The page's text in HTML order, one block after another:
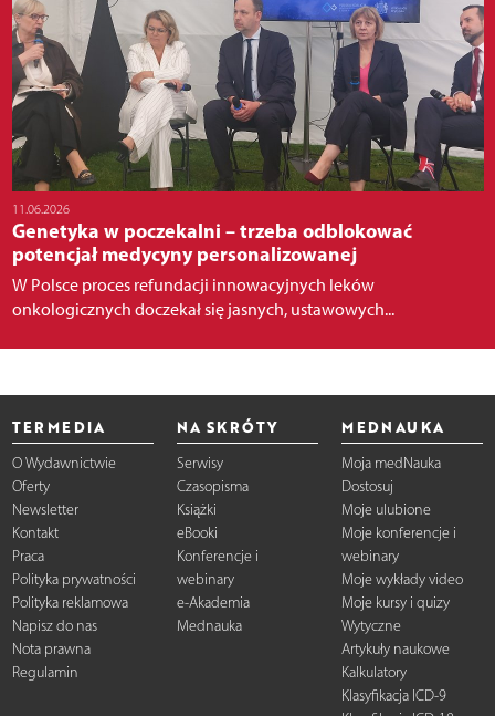
11.06.2026
Genetyka w poczekalni – trzeba odblokować
potencjał medycyny personalizowanej
W Polsce proces refundacji innowacyjnych leków
onkologicznych doczekał się jasnych, ustawowych...
TERMEDIA
O Wydawnictwie
Oferty
Newsletter
Kontakt
Praca
Polityka prywatności
Polityka reklamowa
Napisz do nas
Nota prawna
Regulamin
NA SKRÓTY
Serwisy
Czasopisma
Książki
eBooki
Konferencje i
webinary
e-Akademia
Mednauka
MEDNAUKA
Moja medNauka
Dostosuj
Moje ulubione
Moje konferencje i
webinary
Moje wykłady video
Moje kursy i quizy
Wytyczne
Artykuły naukowe
Kalkulatory
Klasyfikacja ICD-9